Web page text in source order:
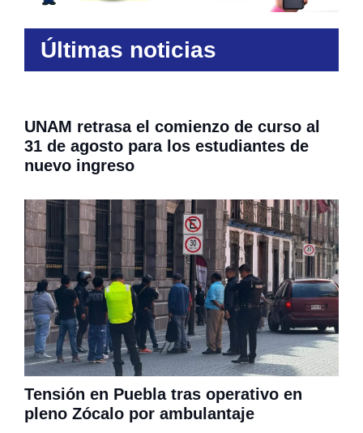
Últimas noticias
UNAM retrasa el comienzo de curso al
31 de agosto para los estudiantes de
nuevo ingreso
Tensión en Puebla tras operativo en
pleno Zócalo por ambulantaje